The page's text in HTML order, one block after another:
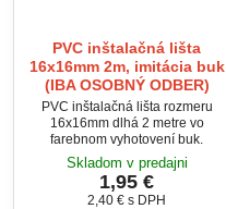
PVC inštalačná lišta
16x16mm 2m, imitácia buk
(IBA OSOBNÝ ODBER)
PVC inštalačná lišta rozmeru
16x16mm dlhá 2 metre vo
farebnom vyhotovení buk.
Skladom v predajni
1,95 €
2,40 € s DPH